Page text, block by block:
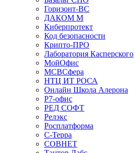
Горизонт-ВС
ДАКОМ М
Киберпротект
Код безопасности
Крипто-ПРО
Лаборатория Касперского
МойОфис
МСВСфера
НТЦ ИТ РОСА
Онлайн Школа Алерона
Р7-офис
РЕД СОФТ
Релэкс
Росплатформа
С-Терра
СОВНЕТ